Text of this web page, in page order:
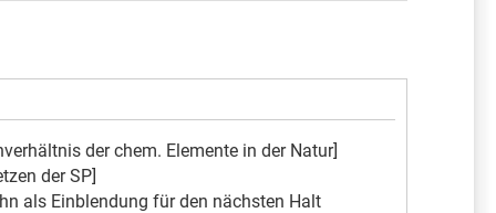
der chem. Elemente in der Natur]
der SP]
als Einblendung für den nächsten Halt